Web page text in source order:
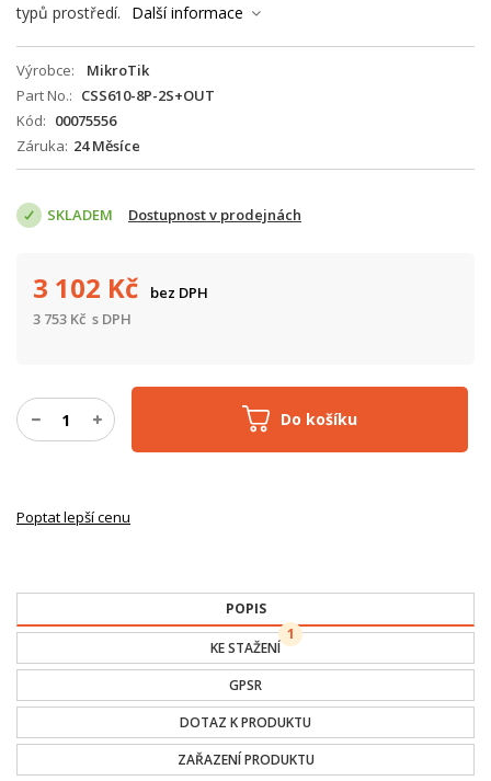
typů prostředí.
Další informace
Výrobce
MikroTik
Part No.
CSS610-8P-2S+OUT
Kód
00075556
Záruka 24 Měsíce
SKLADEM Dostupnost v prodejnách
Do košíku
3 102 Kč
bez DPH
3 753 Kč s DPH
Poptat lepší cenu
POPIS
KE STAŽENÍ
1
GPSR
DOTAZ K PRODUKTU
ZAŘAZENÍ PRODUKTU